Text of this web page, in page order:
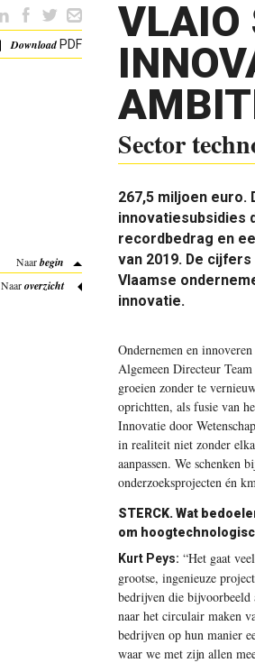
VLAIO
Sector
267,5 miljoen euro.
innovatiesubsidies
recordbedrag en
van 2019. De
Vlaamse
innovatie.
Ondernemen en
Algemeen Directeur
groeien zonder te
oprichtten, als fusie van
Innovatie door
in realiteit niet zonder
aanpassen. We schenken
onderzoeksprojecten én
STERCK. Wat
om
Kurt Peys: “Het gaat
grootse, ingenieuze
bedrijven die bijvoorbeeld
naar het circulair maken
bedrijven op hun manier
waar we met zijn allen
DownloadPDF
Naarbegin
Naaroverzicht